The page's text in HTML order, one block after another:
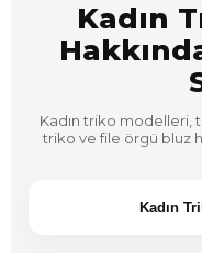
Kadın
Kadın triko modelleri,
triko ve file örgü bluz
Kadın